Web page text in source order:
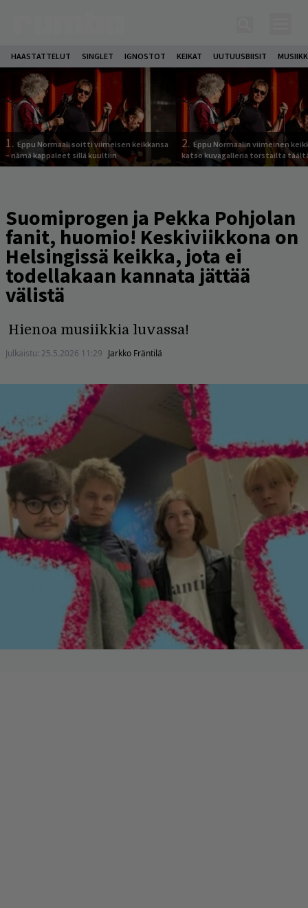
HAASTATTELUT SINGLET IGNOSTOT KEIKAT UUTUUSBIISIT
1. Eppu Normaali soitti viimeisen keikkansa
– nämä kappaleet sillä kuultiin
2. Eppu Normaalin viimeinen
katso kuvagalleria torstailta
Suomiprogen ja Pekka Pohjolan
fanit, huomio! Keskiviikkona on
Helsingissä keikka, jota ei
todellakaan kannata jättää
välistä
Hienoa musiikkia luvassa!
Julkaistu: 25.5.2026 11:29 Jarkko Fräntilä